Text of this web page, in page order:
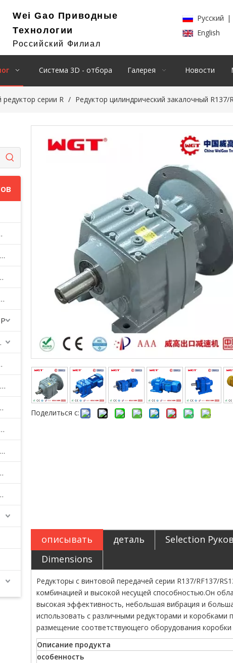
Wei Gao Приводные
Технологии
Российский Филиал
Pусский |
English
Система 3D - отбора Галерея Новости
серии R / Редуктор цилиндрический закалочный R137/
передачей
Редуктор с косозубой конической передачей серии K
F с параллельным валом
серии HB
WP
NMRV
Циклоидальный вертушечный редуктор B/X
поверхностью зуба
средней твердости с поверхностью зуба
Спирально-конический редуктор серии T
серии JWM
смесителя
Поделиться с:
описывать деталь Selection
Dimensions
Редукторы с винтовой передачей серии R137/RF137/
комбинацией и высокой несущей способностью.Он
высокая эффективность, небольшая вибрация и
использовать с различными редукторами и
размещение соответствующего оборудования коробки
Описание продукта
особенность